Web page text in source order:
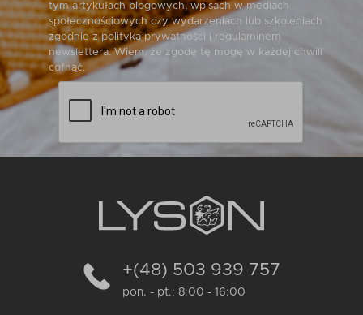
tym artykułach blogowych, wpisach w mediach
społecznościowych czy wydarzeniach lub szkoleniach
zgodnie z polityką prywatności i regulaminem
newslettera. Wiem, że zgodę tę mogę w każdej chwili
cofnąć.
+(48) 503 939 757
pon. - pt.: 8:00 - 16:00